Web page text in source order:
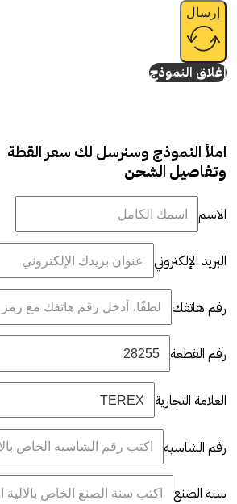
إرسال
إغلاق النموذج
املأ النموذج وسنرسل لك سعر القطة
وتفاصيل الشحن
الاسم
البريد الإلكتروني
رقم هاتفك
رقم القطعة
العلامة التجارية
رقم الشاسيه
سنة الصنع